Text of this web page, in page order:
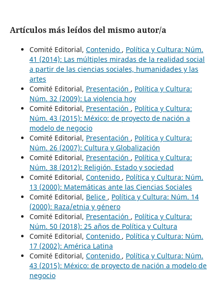
Artículos más leídos del mismo autor/a
Comité Editorial, Contenido , Política y Cultura: Núm.
41 (2014): Las múltiples miradas de la realidad social
a partir de las ciencias sociales, humanidades y las
artes
Comité Editorial, Presentación , Política y Cultura:
Núm. 32 (2009): La violencia hoy
Comité Editorial, Presentación , Política y Cultura:
Núm. 43 (2015): México: de proyecto de nación a
modelo de negocio
Comité Editorial, Presentación , Política y Cultura:
Núm. 26 (2007): Cultura y Globalización
Comité Editorial, Presentación , Política y Cultura:
Núm. 38 (2012): Religión, Estado y sociedad
Comité Editorial, Contenido , Política y Cultura: Núm.
13 (2000): Matemáticas ante las Ciencias Sociales
Comité Editorial, Belice , Política y Cultura: Núm. 14
(2000): Raza/etnia y género
Comité Editorial, Presentación , Política y Cultura:
Núm. 50 (2018): 25 años de Política y Cultura
Comité Editorial, Contenido , Política y Cultura: Núm.
17 (2002): América Latina
Comité Editorial, Contenido , Política y Cultura: Núm.
43 (2015): México: de proyecto de nación a modelo de
negocio